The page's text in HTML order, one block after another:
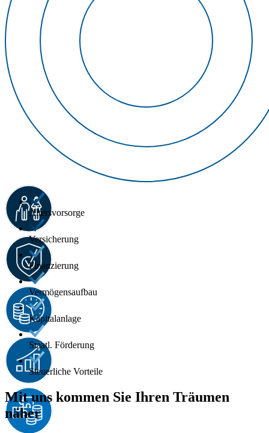
Altersvorsorge
Versicherung
Finanzierung
Vermögensaufbau
Kapitalanlage
Staatl. Förderung
Steuerliche Vorteile
Mit uns kommen Sie Ihren Träumen
näher